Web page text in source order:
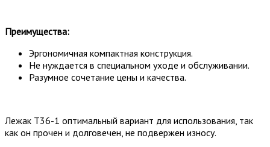
Преимущества:
Эргономичная компактная конструкция.
Не нуждается в специальном уходе и обслуживании.
Разумное сочетание цены и качества.
Лежак Т36-1 оптимальный вариант для использования, так
как он прочен и долговечен, не подвержен износу.